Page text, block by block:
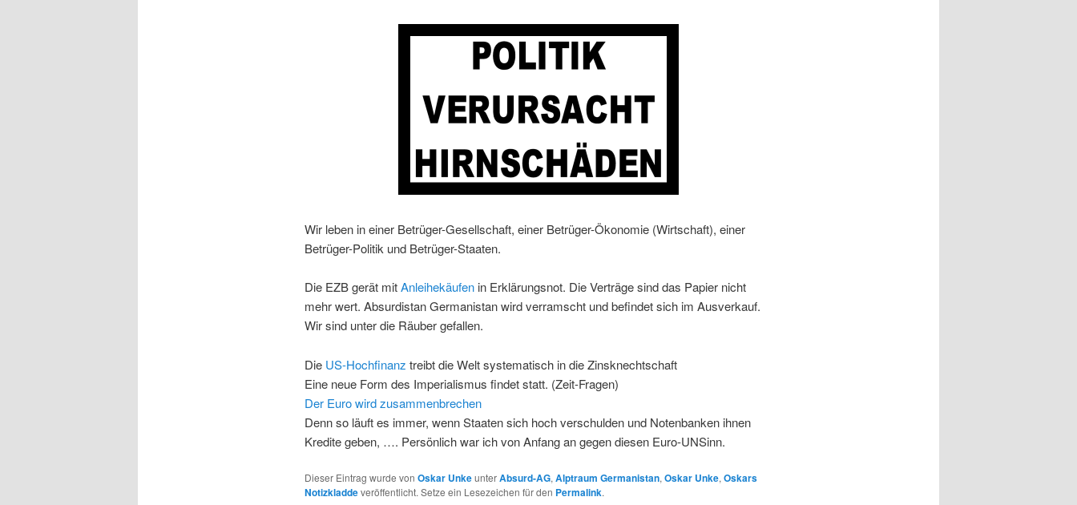
Wir leben in einer Betrüger-Gesellschaft, einer Betrüger-Ökonomie (Wirtschaft), einer
Betrüger-Politik und Betrüger-Staaten.
Die EZB gerät mitAnleihekäufenin Erklärungsnot. Die Verträge sind das Papier nicht
mehr wert. Absurdistan Germanistan wird verramscht und befindet sich im Ausverkauf.
Wir sind unter die Räuber gefallen.
Die US-Hochfinanz treibt die Welt systematisch in die Zinsknechtschaft
Eine neue Form des Imperialismus findet statt. (Zeit-Fragen)
Der Euro wird zusammenbrechen
Denn so läuft es immer, wenn Staaten sich hoch verschulden und Notenbanken ihnen
Kredite geben, …. Persönlich war ich von Anfang an gegen diesen Euro-UNSinn.
Dieser Eintrag wurde von Oskar UnkeunterAbsurd-AG, Alptraum Germanistan, Oskar Unke, Oskars
Notizkladdeveröffentlicht. Setze ein Lesezeichen für den Permalink.